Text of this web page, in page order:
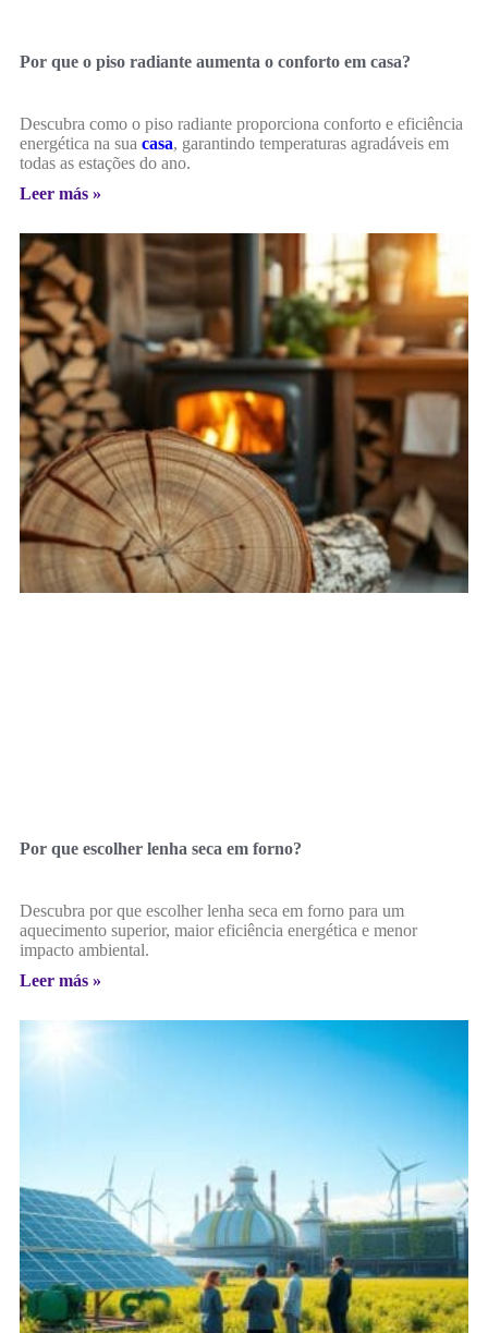
Por que o piso radiante aumenta o conforto em casa?
Descubra como o piso radiante proporciona conforto e eficiência
energética na sua casa, garantindo temperaturas agradáveis em
todas as estações do ano.
Leer más »
Por que escolher lenha seca em forno?
Descubra por que escolher lenha seca em forno para um
aquecimento superior, maior eficiência energética e menor
impacto ambiental.
Leer más »